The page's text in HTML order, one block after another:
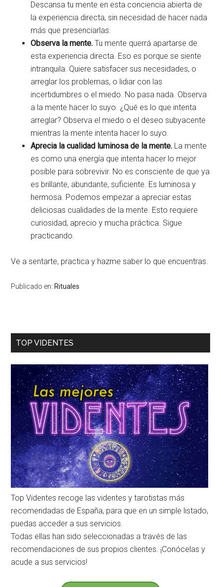
Descansa tu mente en esta conciencia abierta de
la experiencia directa, sin necesidad de hacer nada
más que presenciarlas.
Observa la mente. Tu mente querrá apartarse de
esta experiencia directa. Eso es porque se siente
intranquila. Quiere satisfacer sus necesidades, o
arreglar los problemas, o lidiar con las
incertidumbres o el miedo. No pasa nada. Observa
a la mente hacer lo suyo. ¿Qué es lo que intenta
arreglar? Observa el miedo o el deseo subyacente
mientras la mente intenta hacer lo suyo.
Aprecia la cualidad luminosa de la mente. La mente
es como una energía que intenta hacer lo mejor
posible para sobrevivir. No es consciente de que ya
es brillante, abundante, suficiente. Es luminosa y
hermosa. Podemos empezar a apreciar estas
deliciosas cualidades de la mente. Esto requiere
curiosidad, aprecio y mucha práctica. Sigue
practicando.
Ve a sentarte, practica y hazme saber lo que encuentras.
Publicado en: Rituales
TOP VIDENTES
Top Videntes recoge las videntes y tarotistas más
recomendadas de España, para que en un simple listado,
puedas acceder a sus servicios.
Todas ellas han sido seleccionadas a través de las
recomendaciones de sus propios clientes. ¡Conócelas y
acude a sus servicios!